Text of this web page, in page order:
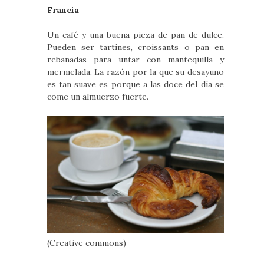
Francia
Un café y una buena pieza de pan de dulce.
Pueden ser tartines, croissants o pan en
rebanadas para untar con mantequilla y
mermelada. La razón por la que su desayuno
es tan suave es porque a las doce del día se
come un almuerzo fuerte.
(Creative commons)